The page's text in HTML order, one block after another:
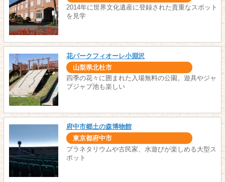
2014年に世界文化遺産に登録された貴重なスポット
を見学
花パークフィオーレ小淵沢
山梨県北杜市
四季の花々に囲まれた入場無料の公園。遊具やジャ
ブジャブ池も楽しい
府中市郷土の森博物館
東京都府中市
プラネタリウムや古民家、水遊びが楽しめる大型ス
ポット